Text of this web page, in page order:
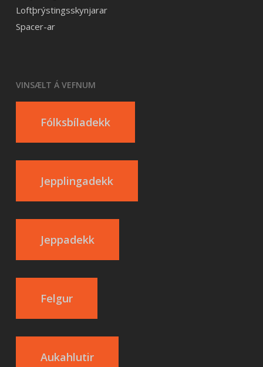
Loftþrýstingsskynjarar
Spacer-ar
VINSÆLT Á VEFNUM
Fólksbíladekk
Jepplingadekk
Jeppadekk
Felgur
Aukahlutir